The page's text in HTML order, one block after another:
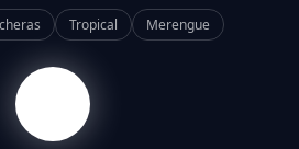
Tropical Merengue